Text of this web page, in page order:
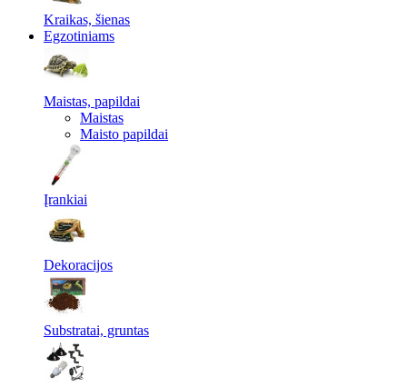
Kraikas, šienas
Egzotiniams
Maistas, papildai
Maistas
Maisto papildai
Įrankiai
Dekoracijos
Substratai, gruntas